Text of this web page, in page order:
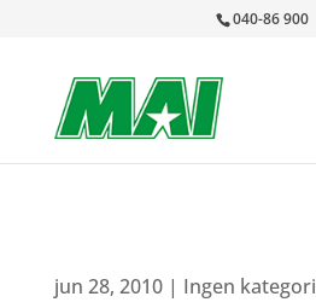
040-86 900
jun 28, 2010| Ingen kategori